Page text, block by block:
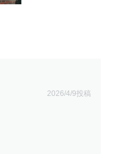
2026/4/9投稿